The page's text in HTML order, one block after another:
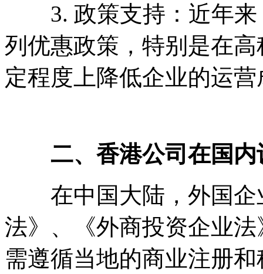
3. 政策支持：近年来
列优惠政策，特别是在
定程度上降低企业的运
二、香港公司在国内
在中国大陆，外国企
法》、《外商投资企业
需遵循当地的商业注册